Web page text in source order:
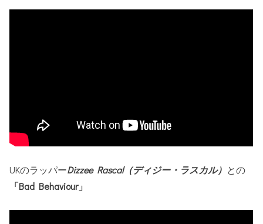
UKのラッパーDizzee Rascal（ディジー・ラスカル） との
「Bad Behaviour」